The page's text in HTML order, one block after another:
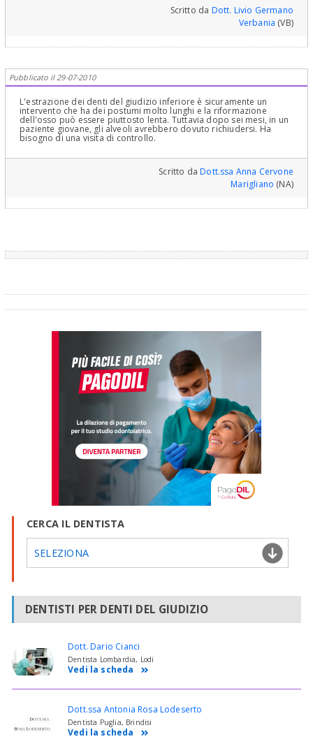
Scritto da Dott. Livio Germano
Verbania (VB)
Pubblicato il 29-07-2010
L'estrazione dei denti del giudizio inferiore è sicuramente un
intervento che ha dei postumi molto lunghi e la riformazione
dell'osso può essere piuttosto lenta. Tuttavia dopo sei mesi, in un
paziente giovane, gli alveoli avrebbero dovuto richiudersi. Ha
bisogno di una visita di controllo.
Scritto daDott.ssa Anna Cervone
Marigliano (NA)
CERCA IL DENTISTA
SELEZIONA
DENTISTI PER DENTI DEL GIUDIZIO
Dott. Dario Cianci
Dentista Lombardia, Lodi
Vedi la scheda
Dott.ssa Antonia Rosa Lodeserto
Dentista Puglia, Brindisi
Vedi la scheda